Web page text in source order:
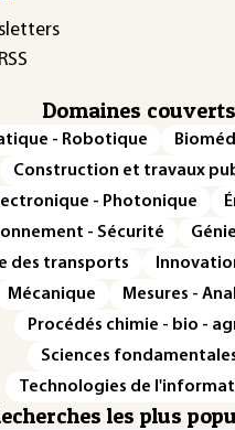
Domaines couverts
- Robotique
Construction et travaux
- Photonique
- Sécurité
des transports
Mécanique
Mesures -
Procédés chimie - bio -
Sciences
Technologies de
les plus